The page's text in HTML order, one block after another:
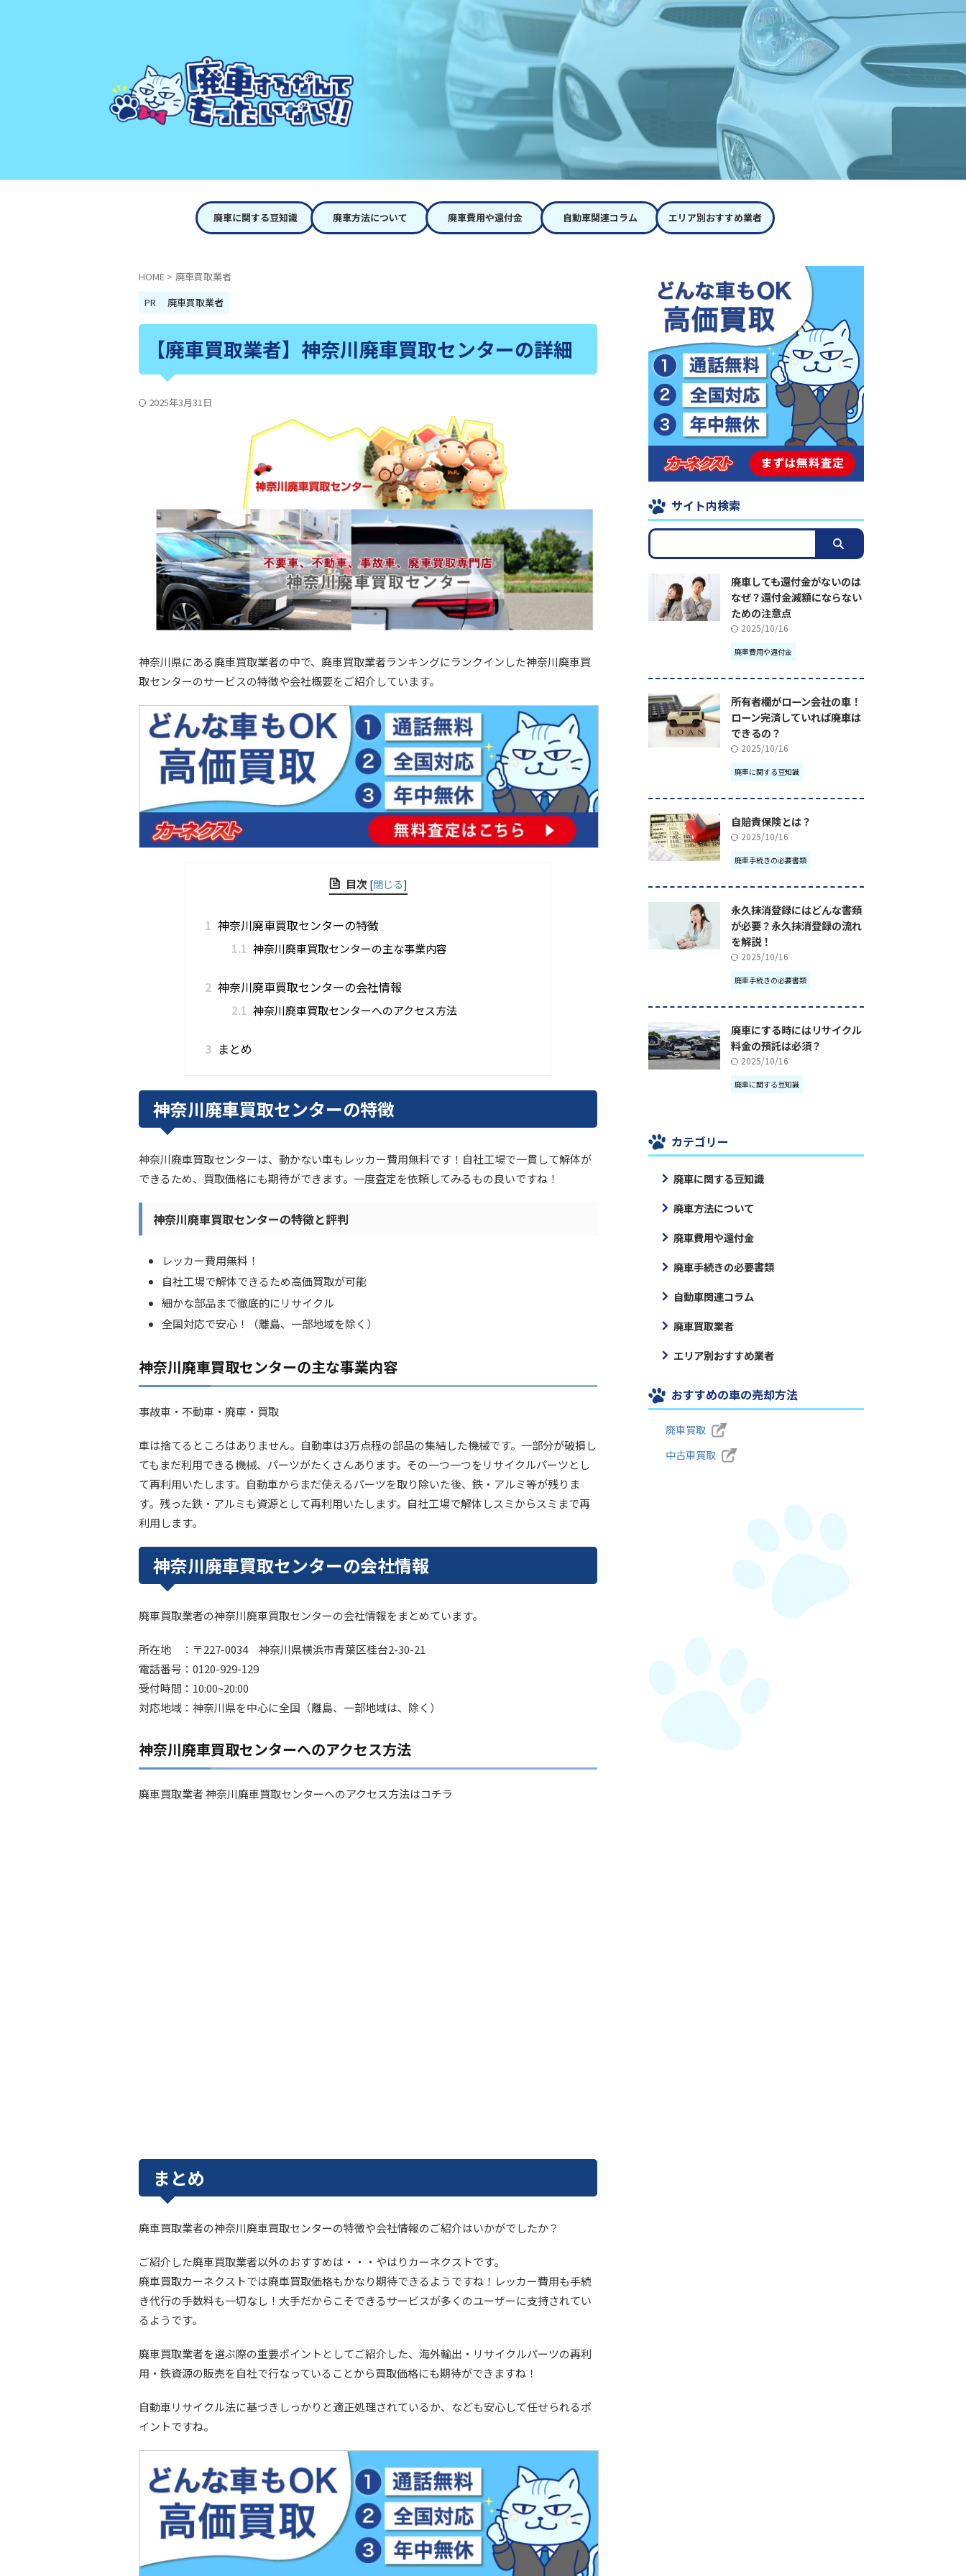
廃車に関する豆知識 廃車方法について 廃車費用や還付金 自動車関連コラム エリア別おすすめ業者
HOME > 廃車買取業者
PR
廃車買取業者
【廃車買取業者】神奈川廃車買取センターの詳細
2025年3月31日
神奈川県にある廃車買取業者の中で、廃車買取業者ランキングにランクインした神奈川廃車買
取センターのサービスの特徴や会社概要をご紹介しています。
目次 [閉じる]
1 神奈川廃車買取センターの特徴
1.1 神奈川廃車買取センターの主な事業内容
2 神奈川廃車買取センターの会社情報
2.1 神奈川廃車買取センターへのアクセス方法
3 まとめ
神奈川廃車買取センターの特徴
神奈川廃車買取センターは、動かない車もレッカー費用無料です！自社工場で一貫して解体が
できるため、買取価格にも期待ができます。一度査定を依頼してみるもの良いですね！
神奈川廃車買取センターの特徴と評判
レッカー費用無料！
自社工場で解体できるため高価買取が可能
細かな部品まで徹底的にリサイクル
全国対応で安心！（離島、一部地域を除く）
神奈川廃車買取センターの主な事業内容
事故車・不動車・廃車・買取
車は捨てるところはありません。自動車は3万点程の部品の集結した機械です。一部分が破損し
てもまだ利用できる機械、パーツがたくさんあります。その一つ一つをリサイクルパーツとし
て再利用いたします。自動車からまだ使えるパーツを取り除いた後、鉄・アルミ等が残りま
す。残った鉄・アルミも資源として再利用いたします。自社工場で解体しスミからスミまで再
利用します。
神奈川廃車買取センターの会社情報
廃車買取業者の神奈川廃車買取センターの会社情報をまとめています。
所在地 ：〒227-0034 神奈川県横浜市青葉区桂台2-30-21
電話番号：0120-929-129
受付時間：10:00~20:00
対応地域：神奈川県を中心に全国（離島、一部地域は、除く）
神奈川廃車買取センターへのアクセス方法
廃車買取業者 神奈川廃車買取センターへのアクセス方法はコチラ
まとめ
廃車買取業者の神奈川廃車買取センターの特徴や会社情報のご紹介はいかがでしたか？
ご紹介した廃車買取業者以外のおすすめは・・・やはりカーネクストです。
廃車買取カーネクストでは廃車買取価格もかなり期待できるようですね！レッカー費用も手続
き代行の手数料も一切なし！大手だからこそできるサービスが多くのユーザーに支持されてい
るようです。
廃車買取業者を選ぶ際の重要ポイントとしてご紹介した、海外輸出・リサイクルパーツの再利
用・鉄資源の販売を自社で行なっていることから買取価格にも期待ができますね！
自動車リサイクル法に基づきしっかりと適正処理されているか、なども安心して任せられるポ
イントですね。
サイト内検索
廃車しても還付金がないのは
なぜ？還付金減額にならない
ための注意点
2025/10/16
廃車費用や還付金
所有者欄がローン会社の車！
ローン完済していれば廃車は
できるの？
2025/10/16
廃車に関する豆知識
自賠責保険とは？
2025/10/16
廃車手続きの必要書類
永久抹消登録にはどんな書類
が必要？永久抹消登録の流れ
を解説！
2025/10/16
廃車手続きの必要書類
廃車にする時にはリサイクル
料金の預託は必須？
2025/10/16
廃車に関する豆知識
カテゴリー
廃車に関する豆知識
廃車方法について
廃車費用や還付金
廃車手続きの必要書類
自動車関連コラム
廃車買取業者
エリア別おすすめ業者
おすすめの車の売却方法
廃車買取
中古車買取